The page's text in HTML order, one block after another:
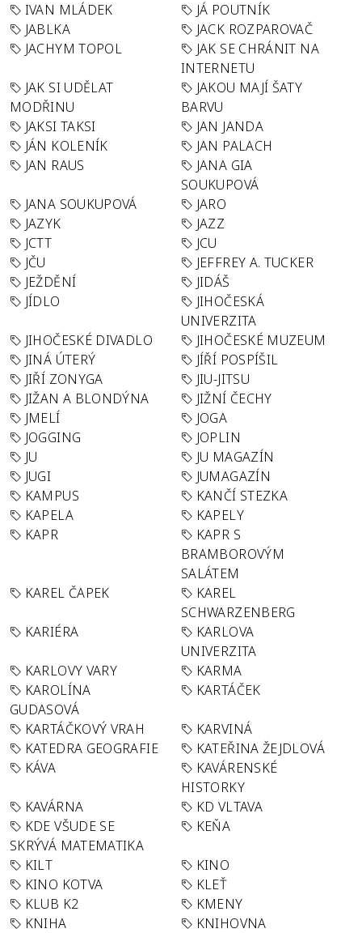
IVAN MLÁDEK
JÁ POUTNÍK
JABLKA
JACK ROZPAROVAČ
JACHYM TOPOL
JAK SE CHRÁNIT NA
INTERNETU
JAK SI UDĚLAT
MODŘINU
JAKOU MAJÍ ŠATY
BARVU
JAKSI TAKSI
JAN JANDA
JÁN KOLENÍK
JAN PALACH
JAN RAUS
JANA GIA
SOUKUPOVÁ
JANA SOUKUPOVÁ
JARO
JAZYK
JAZZ
JCTT
JCU
JČU
JEFFREY A. TUCKER
JEŽDĚNÍ
JIDÁŠ
JÍDLO
JIHOČESKÁ
UNIVERZITA
JIHOČESKÉ DIVADLO
JIHOČESKÉ MUZEUM
JINÁ ÚTERÝ
JÍŘÍ POSPÍŠIL
JIŘÍ ZONYGA
JIU-JITSU
JIŽAN A BLONDÝNA
JIŽNÍ ČECHY
JMELÍ
JOGA
JOGGING
JOPLIN
JU
JU MAGAZÍN
JUGI
JUMAGAZÍN
KAMPUS
KANČÍ STEZKA
KAPELA
KAPELY
KAPR
KAPR S
BRAMBOROVÝM
SALÁTEM
KAREL ČAPEK
KAREL
SCHWARZENBERG
KARIÉRA
KARLOVA
UNIVERZITA
KARLOVY VARY
KARMA
KAROLÍNA
GUDASOVÁ
KARTÁČEK
KARTÁČKOVÝ VRAH
KARVINÁ
KATEDRA GEOGRAFIE
KATEŘINA ŽEJDLOVÁ
KÁVA
KAVÁRENSKÉ
HISTORKY
KAVÁRNA
KD VLTAVA
KDE VŠUDE SE
SKRÝVÁ MATEMATIKA
KEŇA
KILT
KINO
KINO KOTVA
KLEŤ
KLUB K2
KMENY
KNIHA
KNIHOVNA